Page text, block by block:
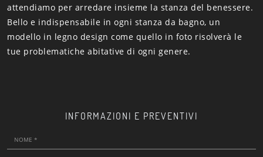
attendiamo per arredare insieme la stanza del benessere.
Bello e indispensabile in ogni stanza da bagno, un
modello in legno design come quello in foto risolverà le
tue problematiche abitative di ogni genere.
INFORMAZIONI E PREVENTIVI